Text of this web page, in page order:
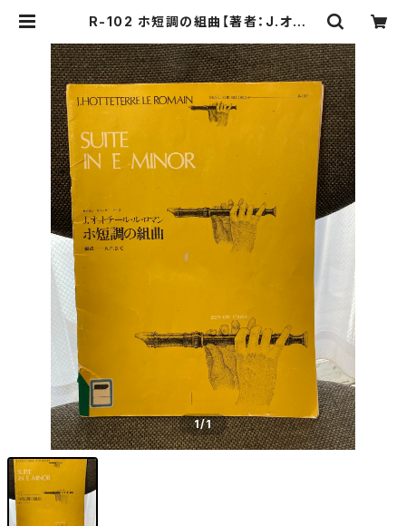
R-102 ホ短調の組曲【著者：J.オット
出版社 1969年 | Birds' Tale Col
lective
1/1